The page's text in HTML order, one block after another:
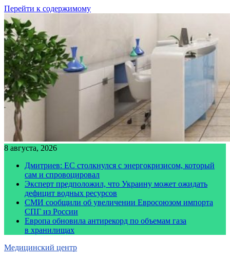
Перейти к содержимому
8 августа, 2026
Дмитриев: ЕС столкнулся с энергокризисом, который
сам и спровоцировал
Эксперт предположил, что Украину может ожидать
дефицит водных ресурсов
СМИ сообщили об увеличении Евросоюзом импорта
СПГ из России
Европа обновила антирекорд по объемам газа
в хранилищах
Медицинский центр